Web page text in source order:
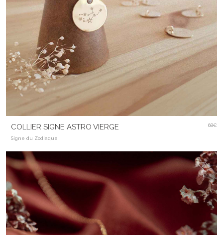
COLLIER SIGNE ASTRO VIERGE
Signe du Zodiaque
68€